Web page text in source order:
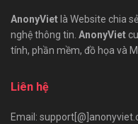
AnonyViet là Website chia
nghệ thông tin. AnonyViet
tính, phần mềm, đồ họa và
Liên hệ
Email: